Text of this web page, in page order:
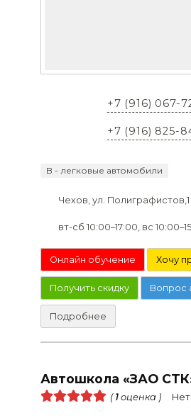
+7 (916) 067-
+7 (916) 825-
B - легковые автомобили
Чехов, ул. Полиграфистов,1
вт-сб 10:00–17:00, вс
Онлайн обучение Хочу
Получить скидку Вопрос
Подробнее
Автошкола «ЗАО
( 1оценка )